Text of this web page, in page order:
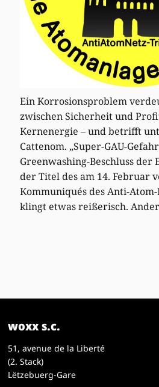
Ein Korrosionsproblem
zwischen Sicherheit und
Kernenergie – und betrifft
Cattenom. „Super-GAU-
Greenwashing-Beschluss der
der Titel des am 14. Februar
Kommuniqués des Anti-
klingt etwas reißerisch.
woxx s.c.
51, avenue de la Liberté
(2. Stack)
Lëtzebuerg-Gare